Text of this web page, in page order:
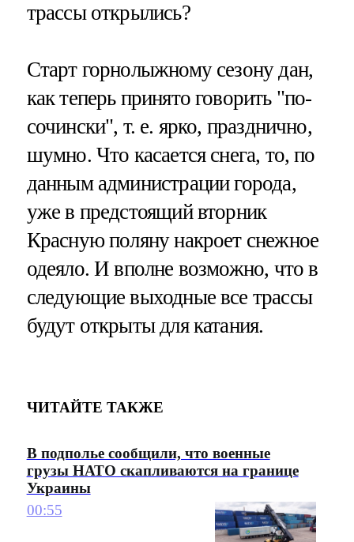
трассы открылись?
Старт горнолыжному сезону дан,
как теперь принято говорить "по-
сочински", т. е. ярко, празднично,
шумно. Что касается снега, то, по
данным администрации города,
уже в предстоящий вторник
Красную поляну накроет снежное
одеяло. И вполне возможно, что в
следующие выходные все трассы
будут открыты для катания.
ЧИТАЙТЕ ТАКЖЕ
В подполье сообщили, что военные
грузы НАТО скапливаются на границе
Украины
00:55